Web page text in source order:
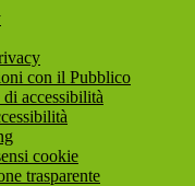
con il Pubblico
accessibilità
cookie
trasparente